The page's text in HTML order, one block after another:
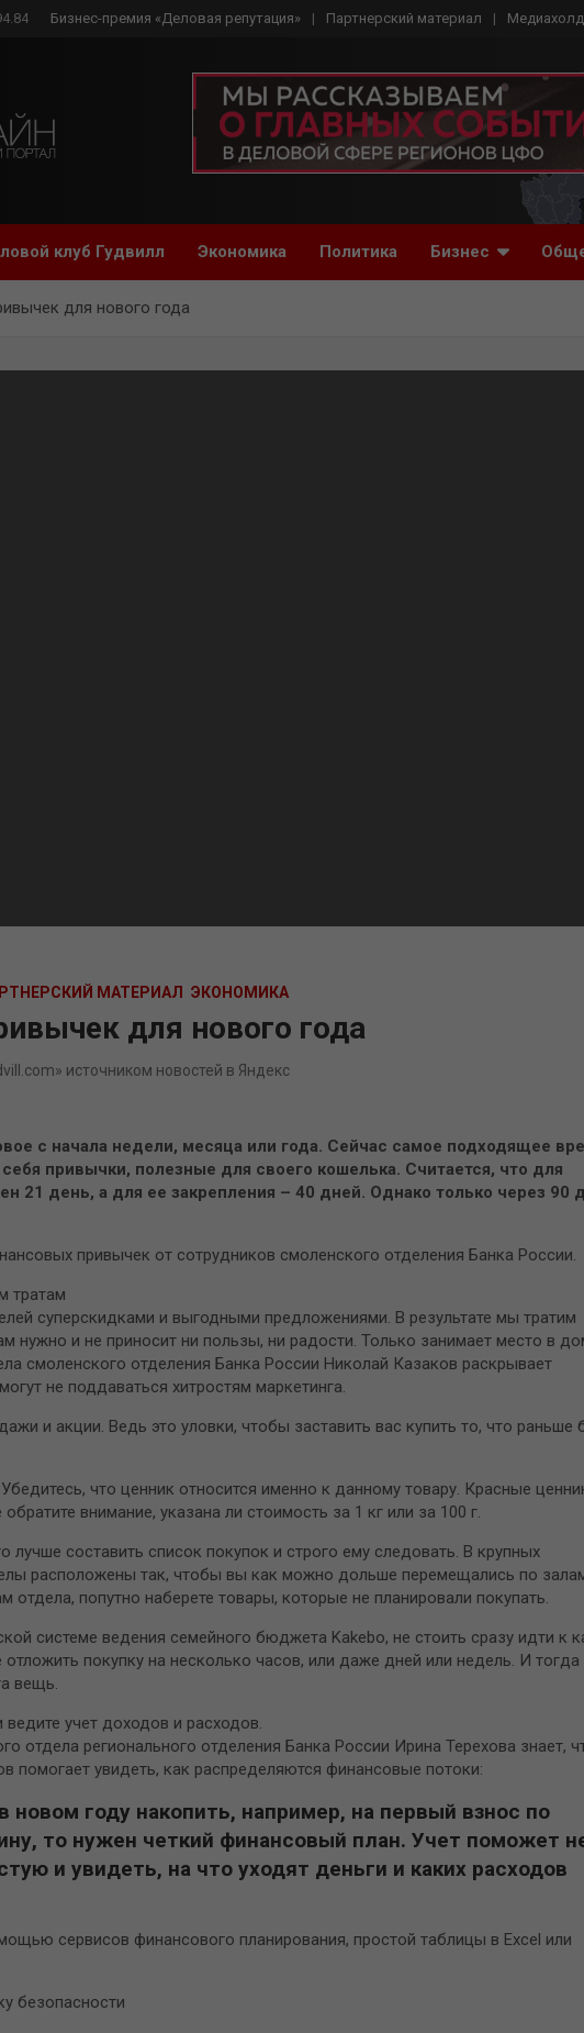
Бизнес-премия «Деловая репутация» Партнерский материал
клуб Гудвилл Экономика Политика Бизнес
для нового года
МАТЕРИАЛ ЭКОНОМИКА
для нового года
источником новостей в Яндекс
с начала недели, месяца или года. Сейчас самое подходящее
привычки, полезные для своего кошелька. Считается, что для
21 день, а для ее закрепления – 40 дней. Однако только через 90
привычек от сотрудников смоленского отделения Банка России.
тратам
суперскидками и выгодными предложениями. В результате мы тратим
нужно и не приносит ни пользы, ни радости. Только занимает место в
смоленского отделения Банка России Николай Казаков раскрывает
не поддаваться хитростям маркетинга.
и акции. Ведь это уловки, чтобы заставить вас купить то, что раньше
что ценник относится именно к данному товару. Красные
внимание, указана ли стоимость за 1 кг или за 100 г.
лучше составить список покупок и строго ему следовать. В крупных
расположены так, чтобы вы как можно дольше перемещались по
попутно наберете товары, которые не планировали покупать.
системе ведения семейного бюджета Kakebo, не стоить сразу идти к
покупку на несколько часов, или даже дней или недель. И тогда
вещь.
учет доходов и расходов.
отдела регионального отделения Банка России Ирина Терехова знает,
помогает увидеть, как распределяются финансовые потоки:
новом году накопить, например, на первый взнос по
то нужен четкий финансовый план. Учет поможет
и увидеть, на что уходят деньги и каких расходов
сервисов финансового планирования, простой таблицы в Excel или
безопасности